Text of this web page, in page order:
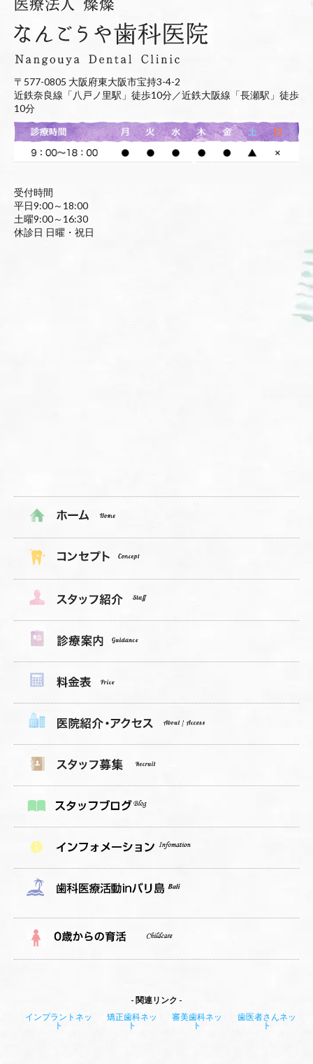
〒577-0805 大阪府東大阪市宝持3-4-2
近鉄奈良線「八戸ノ里駅」徒歩10分／近鉄大阪線「長瀬駅」徒歩
10分
受付時間
平日9:00～18:00
土曜9:00～16:30
休診日 日曜・祝日
関連リンク
インプラントネッ
ト
矯正歯科ネッ
ト
審美歯科ネッ
ト
歯医者さんネッ
ト